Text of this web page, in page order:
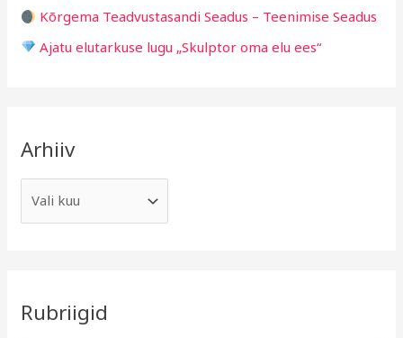
:
Kõrgema Teadvustasandi Seadus – Teenimise Seadus
Ajatu elutarkuse lugu „Skulptor oma elu ees“
Arhiiv
Rubriigid